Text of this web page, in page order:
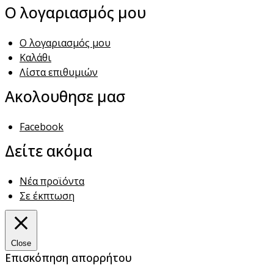
Ο λογαριασμός μου
Ο λογαριασμός μου
Καλάθι
Λίστα επιθυμιών
Ακολουθησε μασ
Facebook
Δείτε ακόμα
Νέα προϊόντα
Σε έκπτωση
Close
Επισκόπηση απορρήτου